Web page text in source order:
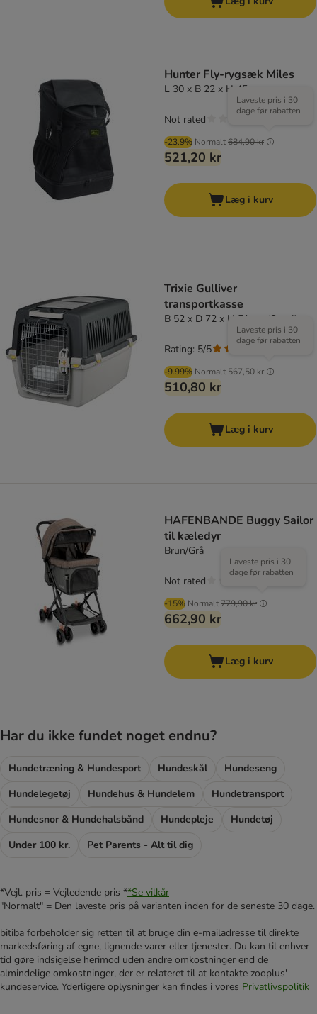
Hunter Fly-rygsæk Miles
L 30 x B 22 x H 45 cm
-23.9% Normalt684,90 kr
Laveste pris i 30
dage før rabatten
521,20 kr
Not rated
Læg i kurv
Trixie Gulliver
transportkasse
B 52 x D 72 x H 51 cm (Str. 4)
-9.99% Normalt567,50 kr
Laveste pris i 30
dage før rabatten
510,80 kr
Rating: 5/5
Læg i kurv
HAFENBANDE Buggy Sailor
til kæledyr
Brun/Grå
-15% Normalt779,90 kr
Laveste pris i 30
dage før rabatten
662,90 kr
Not rated
Læg i kurv
Har du ikke fundet noget endnu?
Hundetræning & Hundesport Hundeskål
Hundeseng
Hundelegetøj
Hundehus & Hundelem
Hundetransport
Hundesnor & Hundehalsbånd
Hundepleje
Hundetøj
Under 100 kr.
Pet Parents - Alt til dig
*Vejl. pris = Vejledende pris **Se vilkår
"Normalt" = Den laveste pris på varianten inden for de seneste 30 dage.
bitiba forbeholder sig retten til at bruge din e-mailadresse til direkte
markedsføring af egne, lignende varer eller tjenester. Du kan til enhver
tid gøre indsigelse herimod uden andre omkostninger end de
almindelige omkostninger, der er relateret til at kontakte zooplus'
kundeservice. Yderligere oplysninger kan findes i vores Privatlivspolitik